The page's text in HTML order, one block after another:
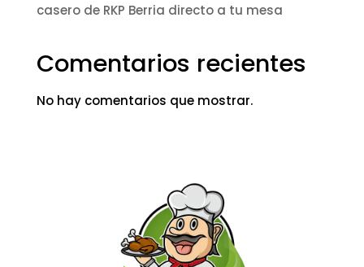
casero de RKP Berria directo a tu mesa
Comentarios recientes
No hay comentarios que mostrar.